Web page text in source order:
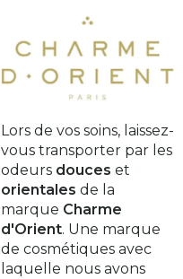
Lors de vos soins, laissez-
vous transporter par les
odeurs douces et
orientales de la
marque Charme
d'Orient. Une marque
de cosmétiques avec
laquelle nous avons